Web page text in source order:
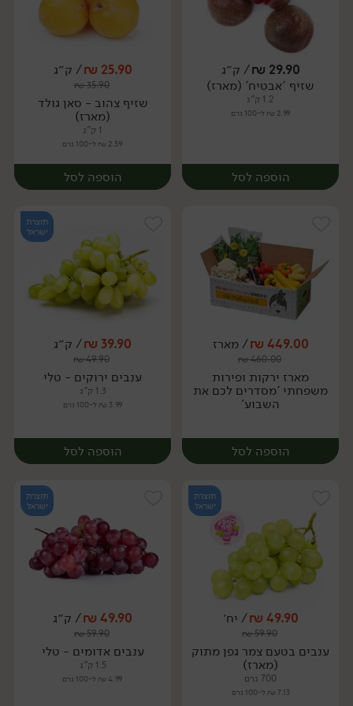
יח׳ ק״ג מארז
29.90
₪/ ק״ג
שזיף 'אבטיח' (מארז)
1.2 ק"ג
2.99 ₪ ל-100 גרם
הוספה לסל
מארז
25.90
₪/ ק״ג
35.90
₪
שזיף צהוב - סאן גולד
(מארז)
1 ק"ג
2.59 ₪ ל-100 גרם
הוספה לסל
מארז
449.00
₪/ מארז
460.00
₪
מארז ירקות ופירות
משפחתי 'מסדרים לכם את
השבוע'
הוספה לסל
מארז
תוצרת
ישראל
39.90
₪/ ק״ג
49.90
₪
ענבים ירוקים - טלי
1.3 ק"ג
3.99 ₪ ל-100 גרם
הוספה לסל
מארז
תוצרת
ישראל
49.90
₪/ יח׳
59.90
₪
ענבים בטעם צמר גפן מתוק
(מארז)
700 גרם
7.13 ₪ ל-100 גרם
תוצרת
ישראל
49.90
₪/ ק״ג
59.90
₪
ענבים אדומים - טלי
1.5 ק"ג
4.99 ₪ ל-100 גרם